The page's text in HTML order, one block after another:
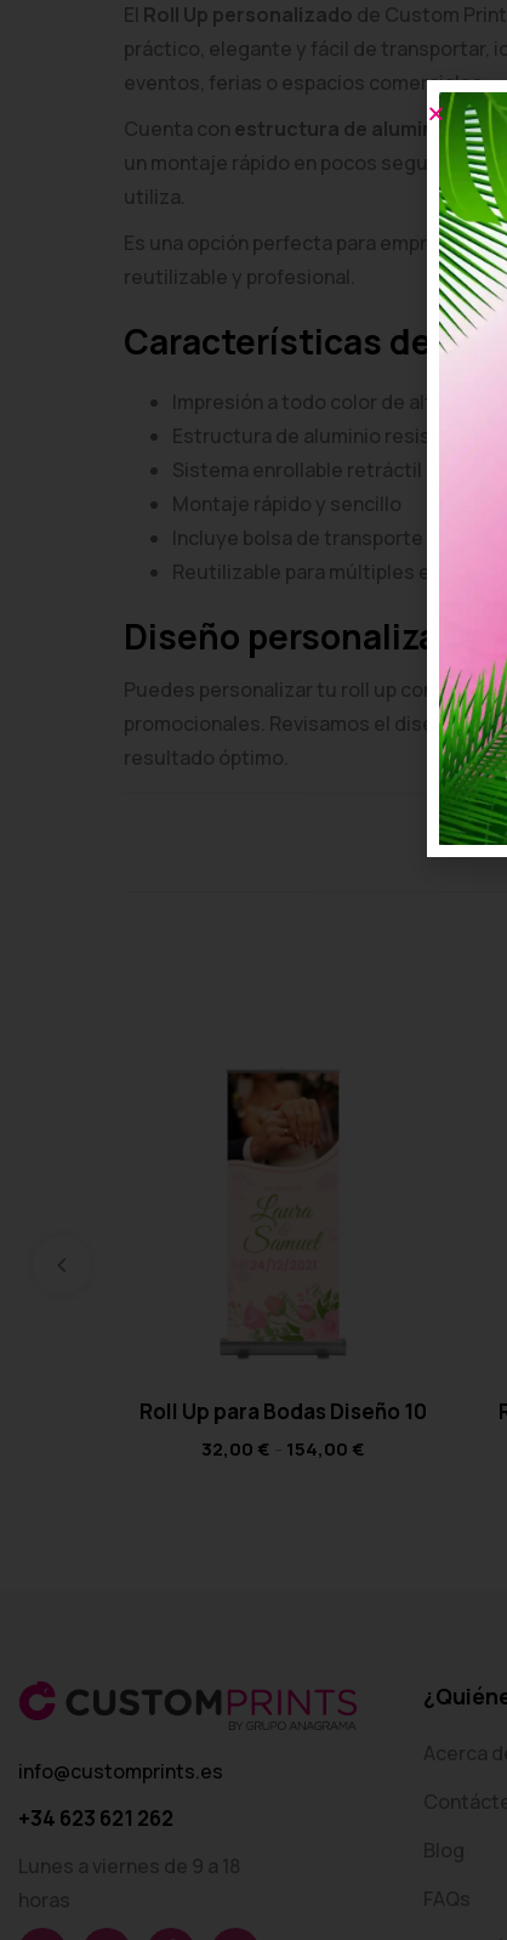
El Roll Up personalizado de Custom
práctico, elegante y fácil de transportar,
eventos, ferias o espacios comerciales.
Cuenta con estructura de aluminio y
un montaje rápido en pocos segundos y
utiliza.
Es una opción perfecta para empresas
reutilizable y profesional.
Características del roll
Impresión a todo color de alta calidad
Estructura de aluminio resistente
Sistema enrollable retráctil
Montaje rápido y sencillo
Incluye bolsa de transporte
Reutilizable para múltiples eventos
Diseño personalizable
Puedes personalizar tu roll up con
promocionales. Revisamos el diseño
resultado óptimo.
Roll Up para Bodas Diseño 10
32,00 € 154,00 €
info@customprints.es
+34 623 621 262
Lunes a viernes de 9 a 18
horas
Acerca
Blog
FAQs